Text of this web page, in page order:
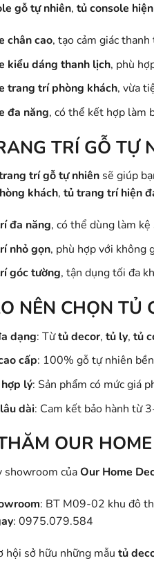
gỗ tự nhiên, tủ console
chân cao, tạo cảm giác
kiểu dáng thanh lịch, phù
trang trí phòng khách, vừa
đa năng, có thể kết hợp làm
TRÍ GỖ TỰ
trí gỗ tự nhiên sẽ giúp
khách, tủ trang trí hiện
đa năng, có thể dùng làm
nhỏ gọn, phù hợp với không
góc tường, tận dụng tối đa
NÊN CHỌN TỦ
dạng: Từtủ decor, tủ ly, tủ
cấp: 100% gỗ tự nhiên
lý: Sản phẩm có mức giá
dài: Cam kết bảo hành từ
OUR
showroom củaOur Home
: BT M09-02 khu đô
: 0975.079.584
hội sở hữu những mẫu tủ